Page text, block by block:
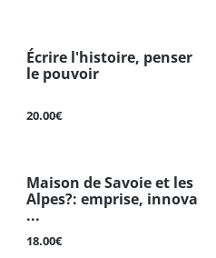
Écrire l'histoire, penser
le pouvoir
20.00€
Maison de Savoie et les
Alpes?: emprise, innova
...
18.00€